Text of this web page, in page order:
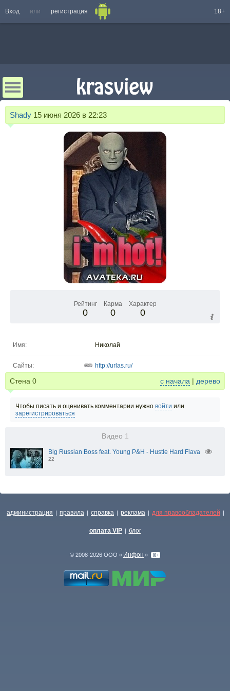
Вход или регистрация 18+
Shady 15 июня 2026 в 22:23
Рейтинг
0
Карма
0
Характер
0
Имя: Николай
Сайты: http://urlas.ru/
Стена 0 с начала | дерево
Чтобы писать и оценивать комментарии нужно войти или
зарегистрироваться
Видео 1
Big Russian Boss feat. Young P&H - Hustle Hard Flava
22
администрация | правила | справка | реклама | для правообладателей |
оплата VIP | блог
© 2008-2026 ООО « Инфон »